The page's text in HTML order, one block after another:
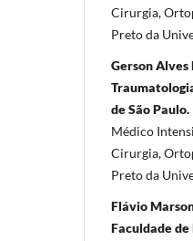
Cirurgia,
Preto da
Gerson
de São Paulo.
Médico
Cirurgia,
Preto da
Flávio
Faculdade